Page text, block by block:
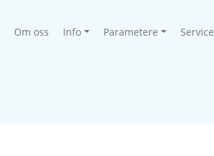
(current)
Om oss Info Parametere Service